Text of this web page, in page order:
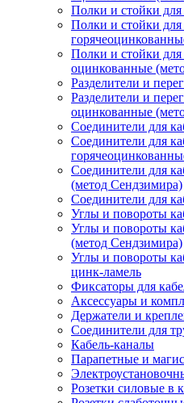
Полки и стойки для
Полки и стойки для
Полки и стойки для
оцинкованные
Разделители и
Разделители и
оцинкованные
Соединители для
Соединители для
Соединители для
(метод Сендзимира)
Соединители для
Углы и повороты
Углы и повороты
(метод Сендзимира)
Углы и повороты
цинк-ламель
Фиксаторы для
Аксессуары и
Держатели и
Соединители для
Кабель-каналы
Парапетные и
Розетки силовые в